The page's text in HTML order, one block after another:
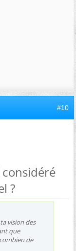
#10
?
vision des
que
de